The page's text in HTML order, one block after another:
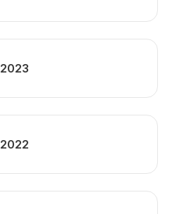
2023
2022